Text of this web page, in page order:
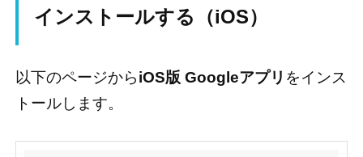
インストールする（iOS）
以下のページからiOS版 Googleアプリ をインス
トールします。